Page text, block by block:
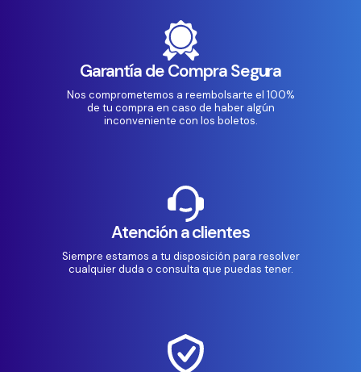
Garantía de Compra Segura
Nos comprometemos a reembolsarte el 100%
de tu compra en caso de haber algún
inconveniente con los boletos.
Atención a clientes
Siempre estamos a tu disposición para resolver
cualquier duda o consulta que puedas tener.